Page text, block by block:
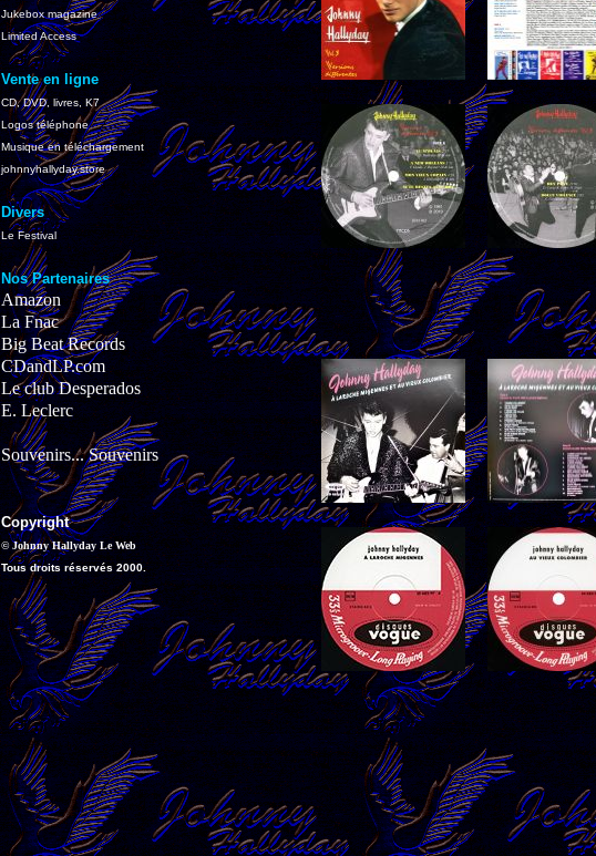
Jukebox magazine
Limited Access
Vente en ligne
CD, DVD, livres, K7
Logos téléphone
Musique en téléchargement
johnnyhallyday.store
Divers
Le Festival
Nos Partenaires
Amazon
La Fnac
Big Beat Records
CDandLP.com
Le club Desperados
E. Leclerc
Souvenirs... Souvenirs
Copyright
© Johnny Hallyday Le Web
Tous droits réservés 2000.